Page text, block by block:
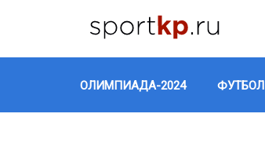
ОЛИМПИАДА-2024 ФУТБОЛ